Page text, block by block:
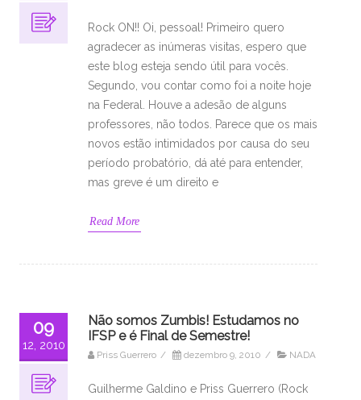
Rock ON!! Oi, pessoal! Primeiro quero
agradecer as inúmeras visitas, espero que
este blog esteja sendo útil para vocês.
Segundo, vou contar como foi a noite hoje
na Federal. Houve a adesão de alguns
professores, não todos. Parece que os mais
novos estão intimidados por causa do seu
período probatório, dá até para entender,
mas greve é um direito e
Read More
09
12, 2010
Não somos Zumbis! Estudamos no
IFSP e é Final de Semestre!
Priss Guerrero / dezembro 9, 2010 / NADA
Guilherme Galdino e Priss Guerrero (Rock